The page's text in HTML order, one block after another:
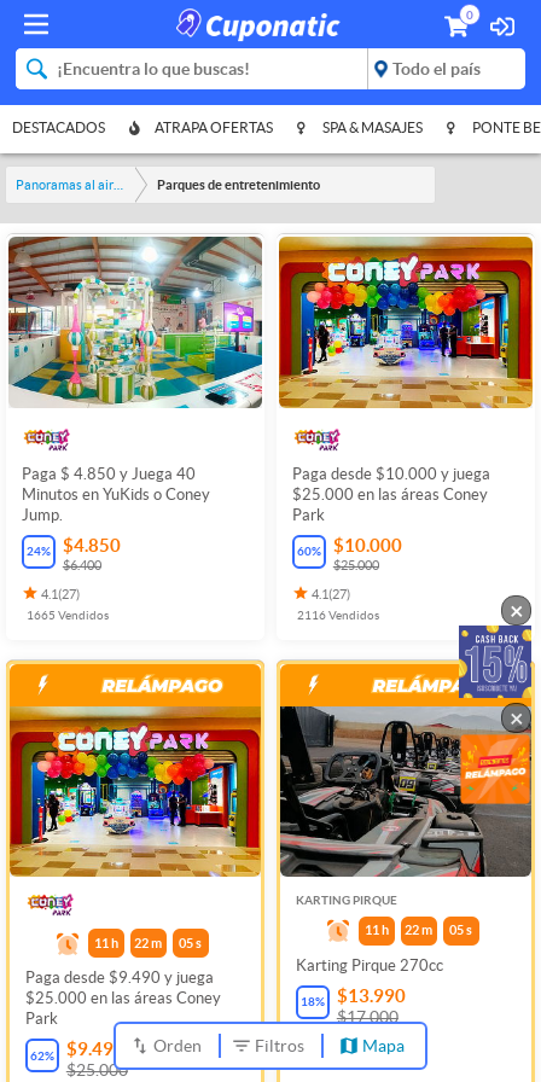
0
DESTACADOS ATRAPA OFERTAS SPA & MASAJES PONTE
Panoramas al aire libre Parques de entretenimiento
Paga $ 4.850 y Juega 40
Minutos en YuKids o Coney
Jump.
24% $4.850
$6.400
4.1(27)
1665 Vendidos
Paga desde $10.000 y juega
$25.000 en las áreas Coney
Park
60% $10.000
$25.000
4.1(27)
2116Vendidos
11 h 22m 05s
Paga desde $9.490 y juega
$25.000 en las áreas Coney
Park
62% $9.490
$25.000
KARTING PIRQUE
11 h 22m 05s
Karting Pirque 270cc
18% $13.990
$17.000
79 Vendidos
Orden Filtros Mapa
×
×